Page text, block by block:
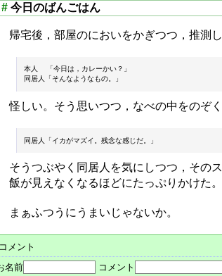
# 今日のばんごはん
帰宅後，部屋のにおいをかぎつつ，推測し
本人  「今日は，カレーかい？」
怪しい。そう思いつつ，なべの中をのぞ
そうつぶやく同居人を気にしつつ，その
飯が見えなくなるほどにたっぷりかけた
まぁふつうにうまいじゃないか。
コメント
名前
コメント